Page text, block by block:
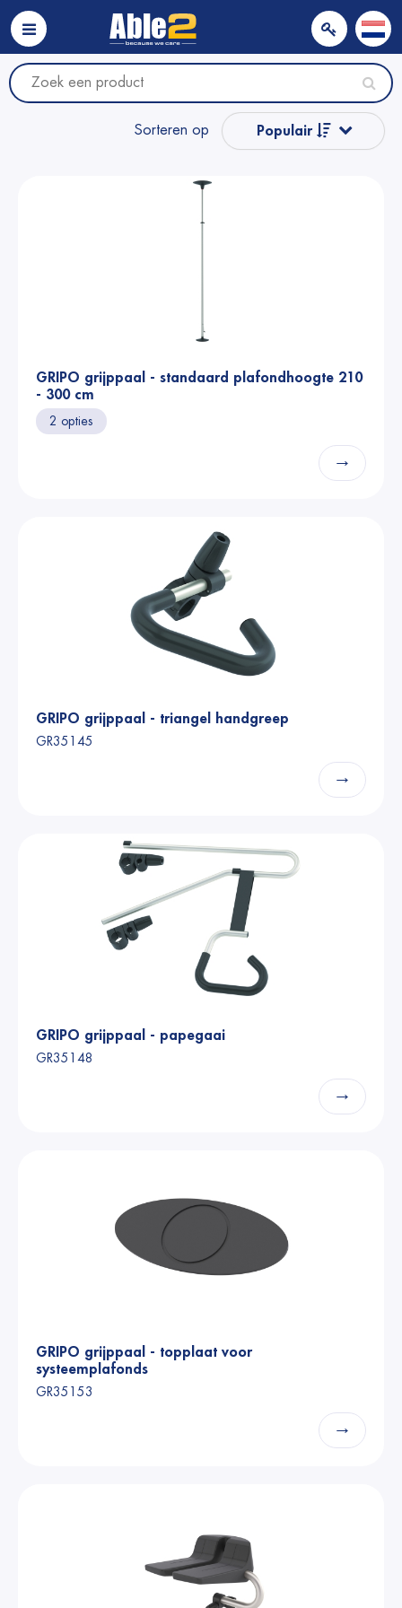
Sorteren op Populair
GRIPO grijppaal - standaard plafondhoogte 210
- 300 cm
2 opties
→
GRIPO grijppaal - triangel handgreep
GR35145
→
GRIPO grijppaal - papegaai
GR35148
→
GRIPO grijppaal - topplaat voor
systeemplafonds
GR35153
→